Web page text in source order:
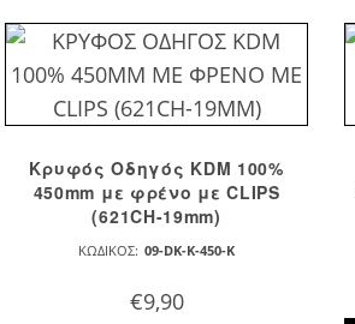
Κρυφός Οδηγός KDM 100%
450mm με φρένο με CLIPS
(621CH-19mm)
ΚΩΔΙΚΌΣ: 09-DK-K-450-K
€9,90